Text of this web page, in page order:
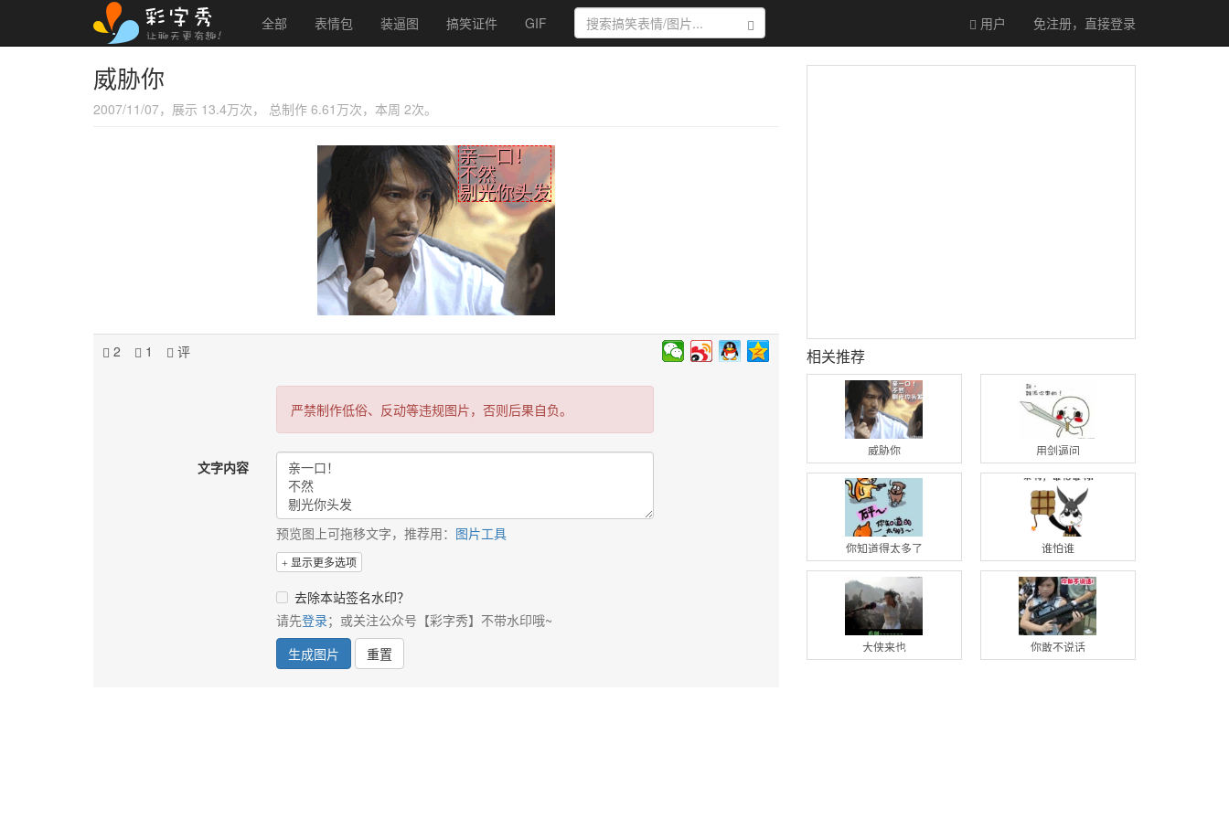
全部 表情包 装逼图 搞笑证件 GIF 搜索 用户 免注册，直接登录
威胁你
2007/11/07，展示 13.4万次， 总制作 6.61万次，本周 2次。
2 1 评
严禁制作低俗、反动等违规图片，否则后果自负。
文字内容
预览图上可拖移文字，推荐用： 图片工具
显示更多选项
去除本站签名水印？
请先登录；或关注公众号【彩字秀】不带水印哦~
生成图片
重置
相关推荐
威胁你 用剑逼问
你知道得太多了 谁怕谁
大侠来也 你敢不说话
亲一口！
不然
剔光你头发